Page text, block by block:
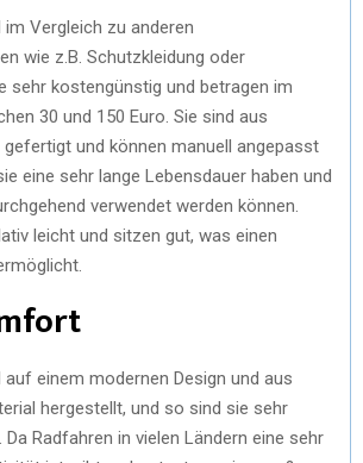
Vergleich zu anderen
wie z.B. Schutzkleidung oder
sehr kostengünstig und betragen im
30 und 150 Euro. Sie sind aus
und können manuell angepasst
eine sehr lange Lebensdauer haben und
verwendet werden können.
leicht und sitzen gut, was einen
einem modernen Design und aus
hergestellt, und so sind sie sehr
Radfahren in vielen Ländern eine sehr